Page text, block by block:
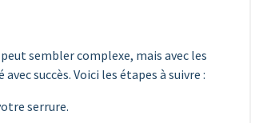
sembler complexe, mais avec les
succès. Voici les étapes à suivre :
serrure.